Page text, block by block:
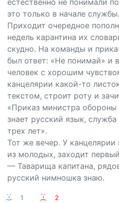
естественно не понимали
это только в начале службы.
Приходит очередное
недель карантина их
скудно. На команды и
был ответ: «Не понимай» и
человек с хорошим
канцелярии какой-то
текстом, строит роту и
«Приказ министра
знает русский язык,
трех лет».
Тот же вечер. У
из молодых, заходит
— Таварища капитана,
русский нимношка знаю.
:-) 1 :-( 2